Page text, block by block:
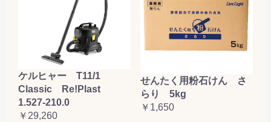
ケルヒャー T11/1
Classic Re!Plast
1.527-210.0
￥29,260
せんたく用粉石けん さ
らり 5kg
￥1,650